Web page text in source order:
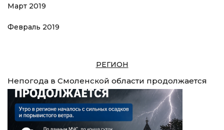
Март 2019
Февраль 2019
РЕГИОН
Непогода в Смоленской области продолжается